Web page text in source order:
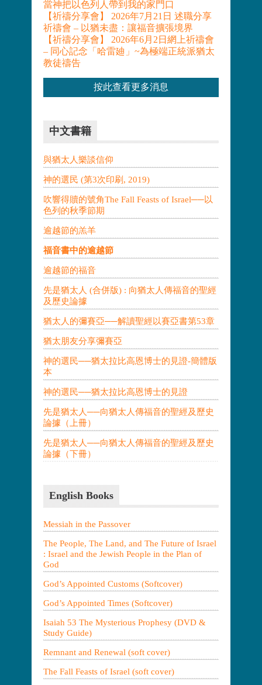
當神把以色列人帶到我的家門口
【祈禱分享會】 2026年7月21日 述職分享
祈禱會 – 以猶未盡：讓福音擴張境界
【祈禱分享會】 2026年6月2日網上祈禱會
– 同心記念「哈雷廸」~為極端正統派猶太
教徒禱告
按此查看更多消息
中文書籍
與猶太人樂談信仰
神的選民 (第3次印刷, 2019)
吹響得贖的號角The Fall Feasts of Israel──以
色列的秋季節期
逾越節的羔羊
福音書中的逾越節
逾越節的福音
先是猶太人 (合併版) : 向猶太人傳福音的聖經
及歷史論據
猶太人的彌賽亞──解讀聖經以賽亞書第53章
猶太朋友分享彌賽亞
神的選民──猶太拉比高恩博士的見證-簡體版
本
神的選民──猶太拉比高恩博士的見證
先是猶太人──向猶太人傳福音的聖經及歷史
論據（上冊）
先是猶太人──向猶太人傳福音的聖經及歷史
論據（下冊）
English Books
Messiah in the Passover
The People, The Land, and The Future of Israel
: Israel and the Jewish People in the Plan of
God
God’s Appointed Customs (Softcover)
God’s Appointed Times (Softcover)
Isaiah 53 The Mysterious Prophesy (DVD &
Study Guide)
Remnant and Renewal (soft cover)
The Fall Feasts of Israel (soft cover)